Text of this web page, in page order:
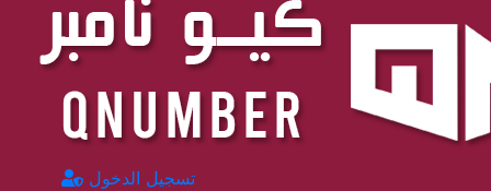
تسجيل الدخول